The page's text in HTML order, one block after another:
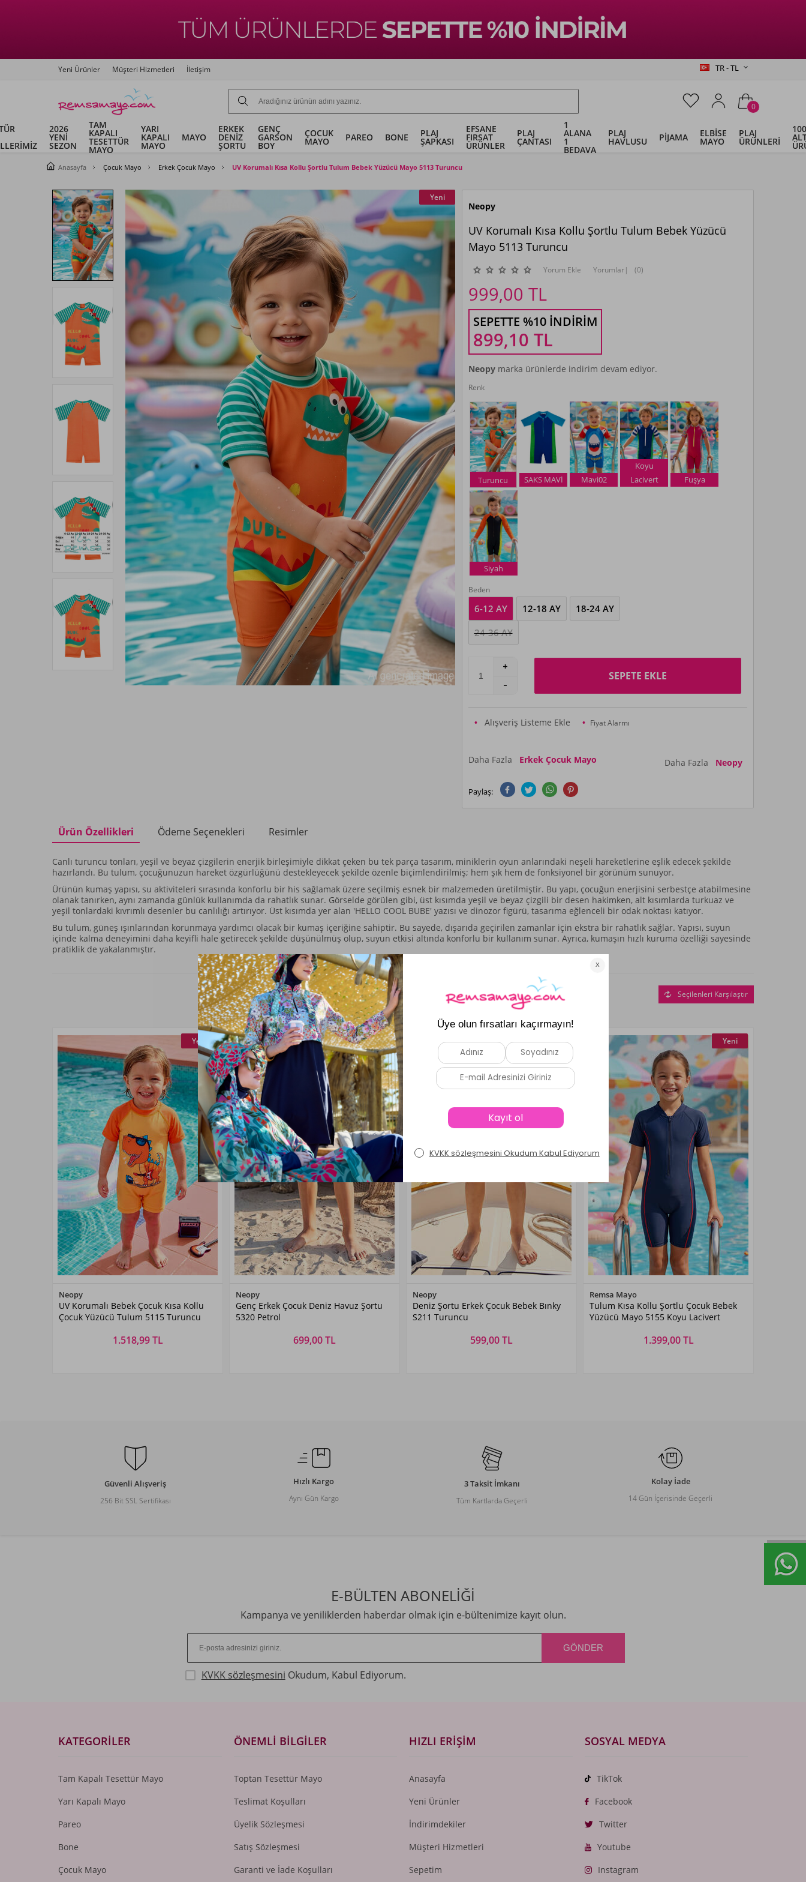
Yeni Ürünler Müşteri Hizmetleri İletişim TR - TL
0
2026
YENİ
SEZON
TAM
KAPALI
TESETTÜR
MAYO
YARI
KAPALI
MAYO
MAYO
ERKEK
DENİZ
ŞORTU
GENÇ
GARSON
BOY
ÇOCUK
MAYO PAREO BONE PLAJ
ŞAPKASI
EFSANE
FIRSAT
ÜRÜNLER
PLAJ
ÇANTASI
1
ALANA
1
BEDAVA
PLAJ
HAVLUSU PİJAMA ELBİSE
MAYO
PLAJ
ÜRÜNLERİ
Anasayfa Çocuk Mayo Erkek Çocuk Mayo UV Korumalı Kısa Kollu Şortlu Tulum Bebek Yüzücü Mayo 5113 Turuncu
Yeni
Neopy
UV Korumalı Kısa Kollu Şortlu Tulum Bebek Yüzücü
Mayo 5113 Turuncu
Yorum Ekle Yorumlar| (0)
999,00 TL
SEPETTE %10 İNDIRIM
899,10 TL
Neopymarka ürünlerde indirim devam ediyor.
Renk
Turuncu SAKS MAVİ Mavi02
Koyu
Lacivert
Fuşya
Siyah
Beden
6-12 AY 12-18 AY
18-24 AY
24-36 AY
SEPETE EKLE
Alışveriş Listeme Ekle Fiyat Alarmı
Daha Fazla Erkek Çocuk Mayo Daha Fazla Neopy
Paylaş:
Ürün Özellikleri Ödeme Seçenekleri Resimler
Canlı turuncu tonları, yeşil ve beyaz çizgilerin enerjik birleşimiyle dikkat çeken bu tek parça tasarım, miniklerin oyun anlarındaki neşeli hareketlerine eşlik edecek şekilde
hazırlandı. Bu tulum, çocuğunuzun hareket özgürlüğünü destekleyecek şekilde özenle biçimlendirilmiş; hem şık hem de fonksiyonel bir görünüm sunuyor.
Ürünün kumaş yapısı, su aktiviteleri sırasında konforlu bir his sağlamak üzere seçilmiş esnek bir malzemeden üretilmiştir. Bu yapı, çocuğun enerjisini serbestçe atabilmesine
olanak tanırken, aynı zamanda günlük kullanımda da rahatlık sunar. Görselde görülen gibi, üst kısımda yeşil ve beyaz çizgili bir desen hakimken, alt kısımlarda turkuaz ve
yeşil tonlardaki kıvrımlı desenler bu canlılığı artırıyor. Üst kısımda yer alan 'HELLO COOL BUBE' yazısı ve dinozor figürü, tasarıma eğlenceli bir odak noktası katıyor.
Bu tulum, güneş ışınlarından korunmaya yardımcı olacak bir kumaş içeriğine sahiptir. Bu sayede, dışarıda geçirilen zamanlar için ekstra bir rahatlık sağlar. Yapısı, suyun
içinde kalma deneyimini daha keyifli hale getirecek şekilde düşünülmüş olup, suyun etkisi altında konforlu bir kullanım sunar. Ayrıca, kumaşın hızlı kuruma özelliği sayesinde
pratiklik de yakalanmıştır.
Benzer Ürünler
Seçilenleri Karşılaştır
Turuncu
Yeni
Neopy
UV Korumalı Bebek Çocuk Kısa Kollu
Çocuk Yüzücü Tulum 5115 Turuncu
1.518,99 TL
Petrol
Yeni
Neopy
Genç Erkek Çocuk Deniz Havuz Şortu
5320 Petrol
699,00 TL
Turuncu
Yeni
Neopy
Deniz Şortu Erkek Çocuk Bebek Bınky
S211 Turuncu
599,00 TL
Koyu
Lacivert
Yeni
Remsa Mayo
Tulum Kısa Kollu Şortlu Çocuk Bebek
Yüzücü Mayo 5155 Koyu Lacivert
1.399,00 TL
Güvenli Alışveriş
256 Bit SSL Sertifikası
Hızlı Kargo
Aynı Gün Kargo
3 Taksit İmkanı
Tüm Kartlarda Geçerli
Kolay İade
14 Gün İçerisinde Geçerli
E-BÜLTEN ABONELİĞİ
Kampanya ve yeniliklerden haberdar olmak için e-bültenimize kayıt olun.
KVKK sözleşmesini Okudum, Kabul Ediyorum.
KATEGORILER
Tam Kapalı Tesettür Mayo
Yarı Kapalı Mayo
Pareo
Bone
Çocuk Mayo
ÖNEMLI BILGILER
Toptan Tesettür Mayo
Teslimat Koşulları
Üyelik Sözleşmesi
Satış Sözleşmesi
Garanti ve İade Koşulları
HIZLI ERIŞIM
Anasayfa
Yeni Ürünler
İndirimdekiler
Müşteri Hizmetleri
Sepetim
SOSYAL MEDYA
TikTok
Facebook
Twitter
Youtube
Instagram